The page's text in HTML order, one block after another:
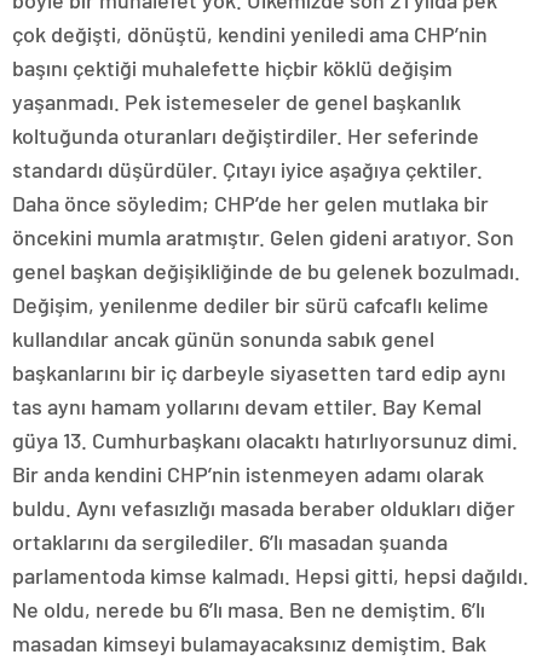
çok değişti, dönüştü, kendini yeniledi ama CHP’nin
başını çektiği muhalefette hiçbir köklü değişim
yaşanmadı. Pek istemeseler de genel başkanlık
koltuğunda oturanları değiştirdiler. Her seferinde
standardı düşürdüler. Çıtayı iyice aşağıya çektiler.
Daha önce söyledim; CHP’de her gelen mutlaka bir
öncekini mumla aratmıştır. Gelen gideni aratıyor. Son
genel başkan değişikliğinde de bu gelenek bozulmadı.
Değişim, yenilenme dediler bir sürü cafcaflı kelime
kullandılar ancak günün sonunda sabık genel
başkanlarını bir iç darbeyle siyasetten tard edip aynı
tas aynı hamam yollarını devam ettiler. Bay Kemal
güya 13. Cumhurbaşkanı olacaktı hatırlıyorsunuz dimi.
Bir anda kendini CHP’nin istenmeyen adamı olarak
buldu. Aynı vefasızlığı masada beraber oldukları diğer
ortaklarını da sergilediler. 6’lı masadan şuanda
parlamentoda kimse kalmadı. Hepsi gitti, hepsi dağıldı.
Ne oldu, nerede bu 6’lı masa. Ben ne demiştim. 6’lı
masadan kimseyi bulamayacaksınız demiştim. Bak